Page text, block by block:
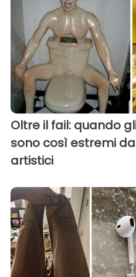
Oltre il fail: quando
sono così estremi
artistici